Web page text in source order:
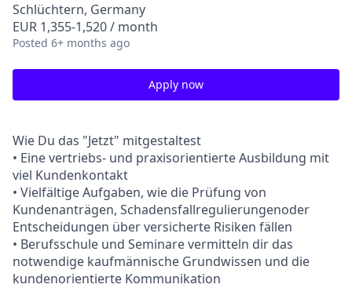
Schlüchtern, Germany
EUR 1,355-1,520 / month
Posted 6+ months ago
Apply now
Wie Du das "Jetzt" mitgestaltest
• Eine vertriebs- und praxisorientierte Ausbildung mit
viel Kundenkontakt
• Vielfältige Aufgaben, wie die Prüfung von
Kundenanträgen, Schadensfallregulierungenoder
Entscheidungen über versicherte Risiken fällen
• Berufsschule und Seminare vermitteln dir das
notwendige kaufmännische Grundwissen und die
kundenorientierte Kommunikation